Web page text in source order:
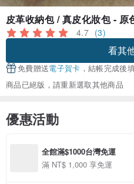
皮革收納包 / 真皮化妝包 - 原
4.7 (3)
看其
免費贈送電子賀卡 ，結帳完成後
商品已絕版，請重新選取其他商品
優惠活動
全館滿$1000台灣免運
滿 NT$ 1,000 享免運